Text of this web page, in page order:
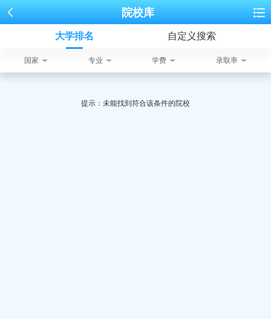
院校库
大学排名 自定义搜索
国家 专业 学费 录取率
提示：未能找到符合该条件的院校